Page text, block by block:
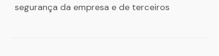
segurança da empresa e de terceiros